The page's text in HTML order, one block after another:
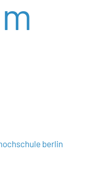
berlin